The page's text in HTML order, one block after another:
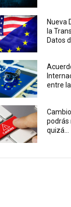
Nueva
la
Datos
entre
podrás
quizá...